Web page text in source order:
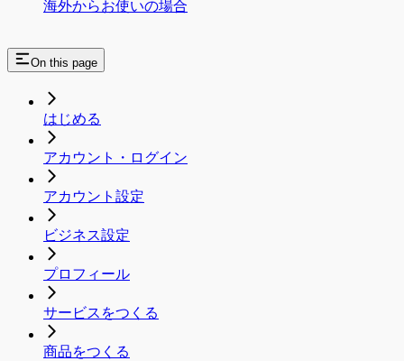
海外からお使いの場合
On this page
はじめる
アカウント・ログイン
アカウント設定
ビジネス設定
プロフィール
サービスをつくる
商品をつくる